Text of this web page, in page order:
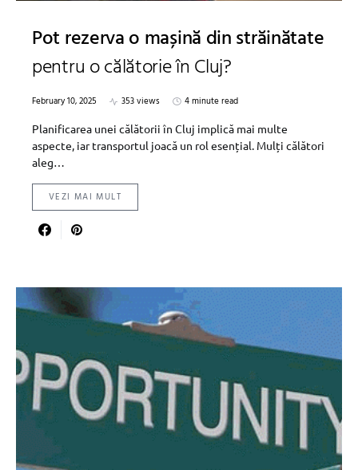
Pot rezerva o mașină din străinătate
pentru o călătorie în Cluj?
February 10, 2025 353 views
4 minute read
Planificarea unei călătorii în Cluj implică mai multe
aspecte, iar transportul joacă un rol esențial. Mulți călători
aleg…
VEZI MAI MULT